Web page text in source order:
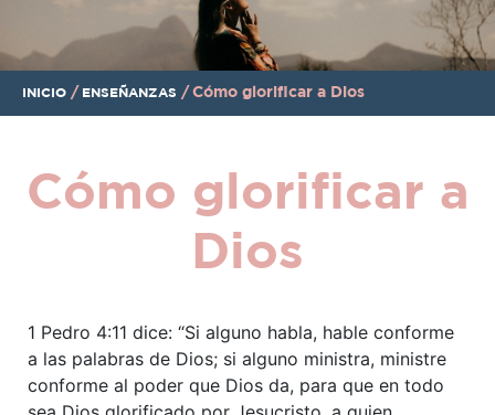
INICIO / ENSEÑANZAS / Cómo glorificar a Dios
Cómo glorificar a
Dios
1 Pedro 4:11 dice: “Si alguno habla, hable conforme
a las palabras de Dios; si alguno ministra, ministre
conforme al poder que Dios da, para que en todo